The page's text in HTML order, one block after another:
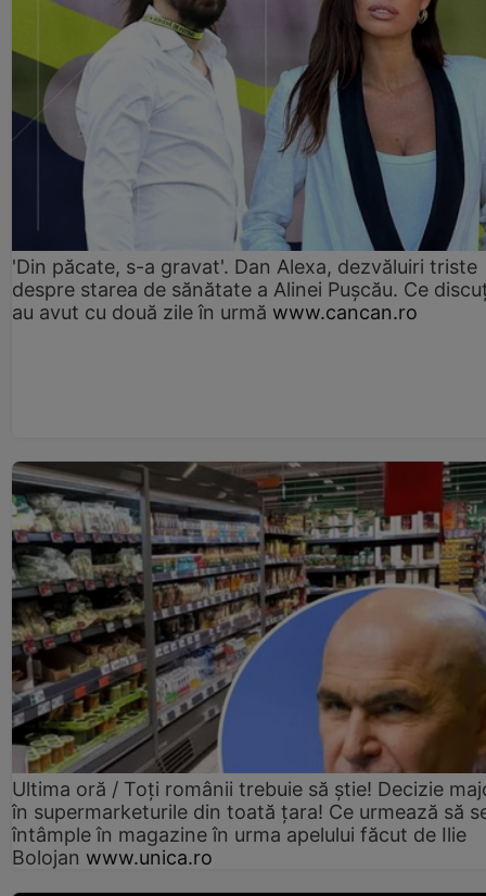
'Din păcate, s-a gravat'. Dan Alexa, dezvăluiri triste
despre starea de sănătate a Alinei Pușcău. Ce
au avut cu două zile în urmă www.cancan.ro
Ultima oră / Toți românii trebuie să știe! Decizie
în supermarketurile din toată țara! Ce urmează să
întâmple în magazine în urma apelului făcut de Ilie
Bolojan www.unica.ro